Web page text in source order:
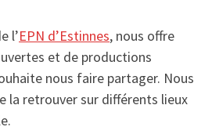
l’EPN d’Estinnes, nous offre
et de productions
nous faire partager. Nous
la retrouver sur différents lieux